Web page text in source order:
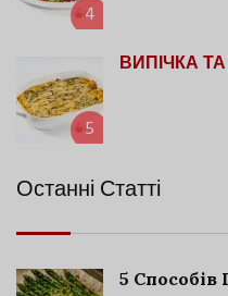
4
5
ВИПІЧКА
Останні Статті
5